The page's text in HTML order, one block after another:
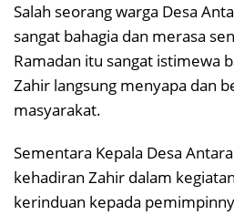
Salah seorang warga Desa
sangat bahagia dan merasa
Ramadan itu sangat istimewa
Zahir langsung menyapa dan
masyarakat.
Sementara Kepala Desa
kehadiran Zahir dalam
kerinduan kepada